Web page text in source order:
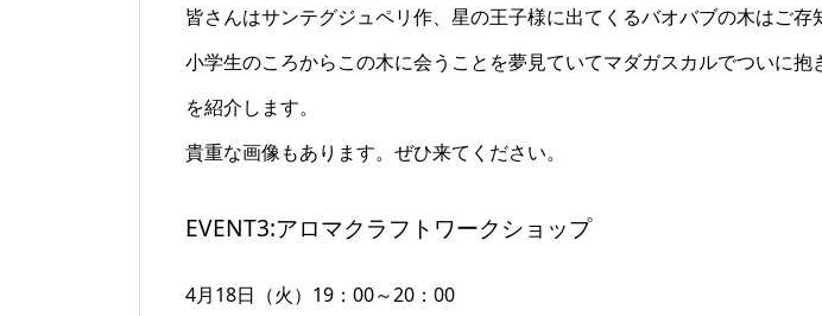
皆さんはサンテグジュペリ作、星の王子様に出てくるバオバブの木はご存
小学生のころからこの木に会うことを夢見ていてマダガスカルでついに抱
を紹介します。
貴重な画像もあります。ぜひ来てください。
EVENT3:アロマクラフトワークショップ
4月18日（火）19：00～20：00